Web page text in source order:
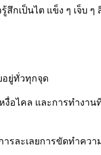
เป็นไต แข็ง ๆ เจ็บ ๆ
อยู่ทั่วทุกจุด
อไคล และการทำงา
รละเลยการขัดทำค